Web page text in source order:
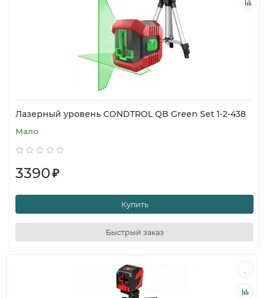
Лазерный уровень CONDTROL QB Green Set 1-2-438
Мало
3390₽
Купить
Быстрый заказ